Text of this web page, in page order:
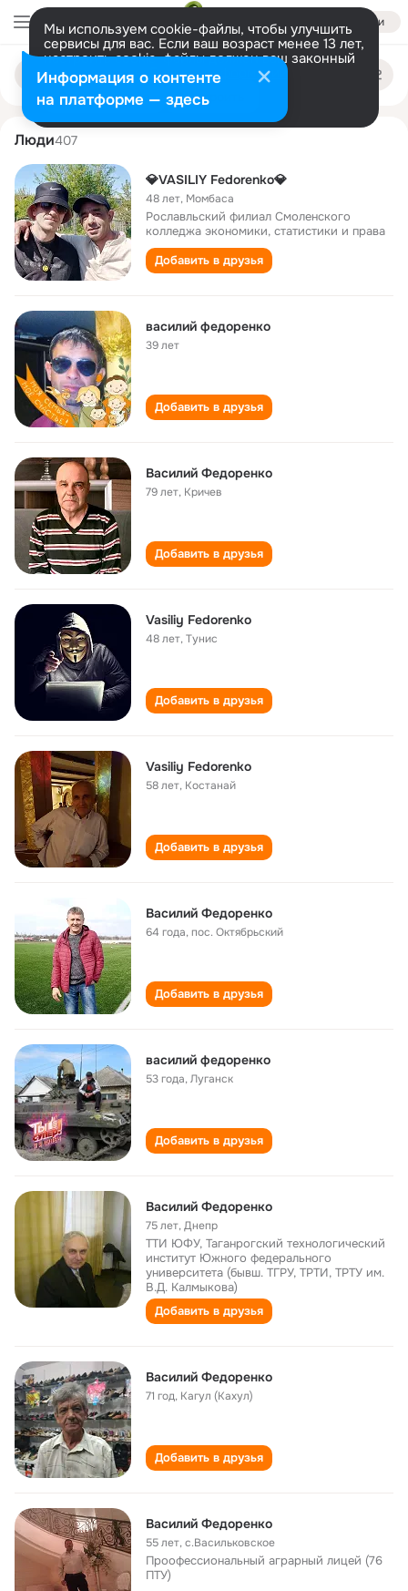
Войти
Мы используем cookie-файлы, чтобы улучшить
сервисы для вас. Если ваш возраст менее 13 лет,
настроить cookie-файлы должен ваш законный
представитель. Больше информации
Разрешить все Настроить
Поиск
людям
vasiliy fedorenko
Люди407
💎VASILIY Fedorenko💎
48 лет, Момбаса
Рославльский филиал Смоленского
колледжа экономики, статистики и права
Добавить в друзья
василий федоренко
39 лет
Добавить в друзья
Василий Федоренко
79 лет, Кричев
Добавить в друзья
Vasiliy Fedorenko
48 лет,Тунис
Добавить в друзья
Vasiliy Fedorenko
58 лет, Костанай
Добавить в друзья
Василий Федоренко
64 года,пос. Октябрьский
Добавить в друзья
василий федоренко
53 года,Луганск
Добавить в друзья
Василий Федоренко
75 лет,Днепр
ТТИ ЮФУ, Таганрогский технологический
институт Южного федерального
университета (бывш. ТГРУ, ТРТИ, ТРТУ им.
В.Д. Калмыкова)
Добавить в друзья
Василий Федоренко
71 год, Кагул (Кахул)
Добавить в друзья
Василий Федоренко
55 лет,с.Васильковское
Проофессиональный аграрный лицей (76
ПТУ)
Информация о контенте
на платформе — здесь